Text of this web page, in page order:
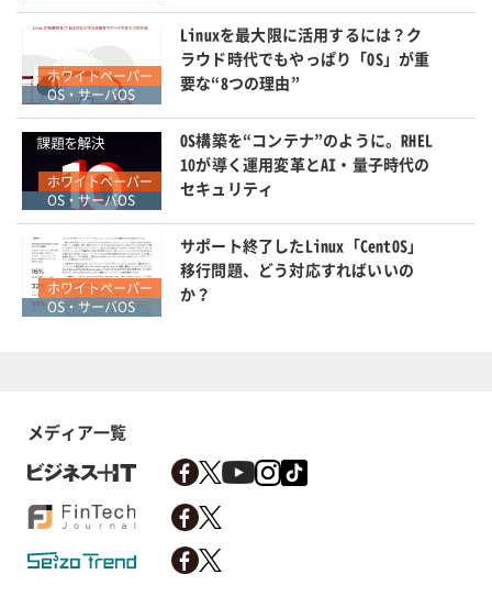
ホワイトペーパー
OS・サーバOS
Linuxを最大限に活用するには？ク
ラウド時代でもやっぱり「OS」が重
要な“8つの理由”
ホワイトペーパー
OS・サーバOS
OS構築を“コンテナ”のように。RHEL
10が導く運用変革とAI・量子時代の
セキュリティ
ホワイトペーパー
OS・サーバOS
サポート終了したLinux「CentOS」
移行問題、どう対応すればいいの
か？
メディア一覧